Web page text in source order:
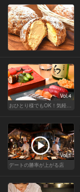
Vol.4
Vol.1
デートの勝率が上がる店